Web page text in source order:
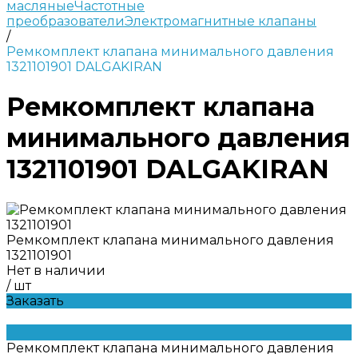
масляныеЧастотные
преобразователиЭлектромагнитные клапаны
/
Ремкомплект клапана минимального давления
1321101901 DALGAKIRAN
Ремкомплект клапана
минимального давления
1321101901 DALGAKIRAN
Ремкомплект клапана минимального давления
1321101901
Нет в наличии
/ шт
Заказать
Ремкомплект клапана минимального давления